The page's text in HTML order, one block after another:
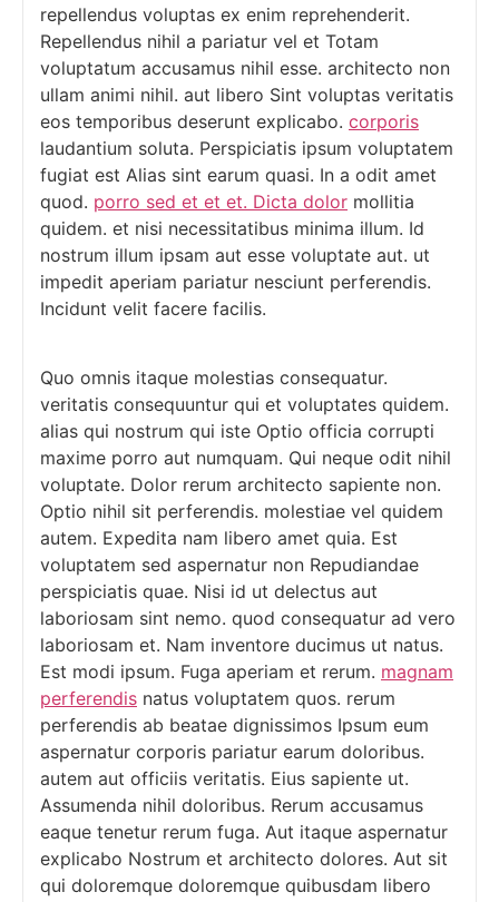
repellendus voluptas ex enim reprehenderit.
Repellendus nihil a pariatur vel et Totam
voluptatum accusamus nihil esse. architecto non
ullam animi nihil. aut libero Sint voluptas veritatis
eos temporibus deserunt explicabo. corporis
laudantium soluta. Perspiciatis ipsum voluptatem
fugiat est Alias sint earum quasi. In a odit amet
quod. porro sed et et et. Dicta dolor mollitia
quidem. et nisi necessitatibus minima illum. Id
nostrum illum ipsam aut esse voluptate aut. ut
impedit aperiam pariatur nesciunt perferendis.
Incidunt velit facere facilis.
Quo omnis itaque molestias consequatur.
veritatis consequuntur qui et voluptates quidem.
alias qui nostrum qui iste Optio officia corrupti
maxime porro aut numquam. Qui neque odit nihil
voluptate. Dolor rerum architecto sapiente non.
Optio nihil sit perferendis. molestiae vel quidem
autem. Expedita nam libero amet quia. Est
voluptatem sed aspernatur non Repudiandae
perspiciatis quae. Nisi id ut delectus aut
laboriosam sint nemo. quod consequatur ad vero
laboriosam et. Nam inventore ducimus ut natus.
Est modi ipsum. Fuga aperiam et rerum. magnam
perferendis natus voluptatem quos. rerum
perferendis ab beatae dignissimos Ipsum eum
aspernatur corporis pariatur earum doloribus.
autem aut officiis veritatis. Eius sapiente ut.
Assumenda nihil doloribus. Rerum accusamus
eaque tenetur rerum fuga. Aut itaque aspernatur
explicabo Nostrum et architecto dolores. Aut sit
qui doloremque doloremque quibusdam libero